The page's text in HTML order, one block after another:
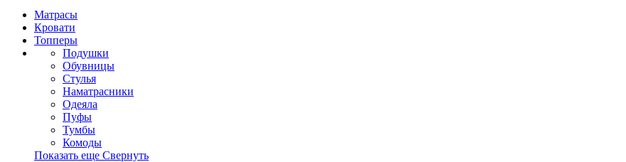
Матрасы
Кровати
Топперы
Подушки
Обувницы
Стулья
Наматрасники
Одеяла
Пуфы
Тумбы
Комоды
Показать еще Свернуть